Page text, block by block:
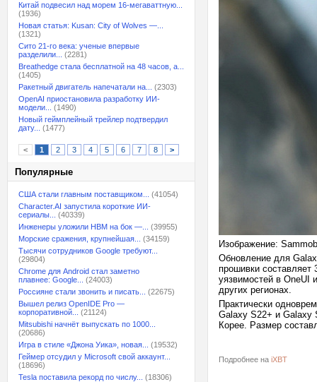
Китай подвесил над морем 16-мегаваттную...
(1936)
Новая статья: Kusan: City of Wolves —...
(1321)
Сито 21-го века: ученые впервые
разделили...
(2281)
Breathedge стала бесплатной на 48 часов, а...
(1405)
Ракетный двигатель напечатали на...
(2303)
OpenAI приостановила разработку ИИ-
модели...
(1490)
Новый геймплейный трейлер подтвердил
дату...
(1477)
< 1 2 3 4 5 6 7 8 >
Популярные
США стали главным поставщиком...
(41054)
Character.AI запустила короткие ИИ-
сериалы...
(40339)
Инженеры уложили HBM на бок —...
(39955)
Морские сражения, крупнейшая...
(34159)
Тысячи сотрудников Google требуют...
(29804)
Chrome для Android стал заметно
плавнее: Google...
(24003)
Россияне стали звонить и писать...
(22675)
Вышел релиз OpenIDE Pro —
корпоративной...
(21124)
Mitsubishi начнёт выпускать по 1000...
(20686)
Игра в стиле «Джона Уика», новая...
(19532)
Геймер отсудил у Microsoft свой аккаунт...
(18696)
Tesla поставила рекорд по числу...
(18306)
Изображение:
Обновление для
прошивки
уязвимостей в OneUI
других регионах.
Практически
Galaxy S22+ и Galaxy
Корее. Размер
Подробнее на iXBT